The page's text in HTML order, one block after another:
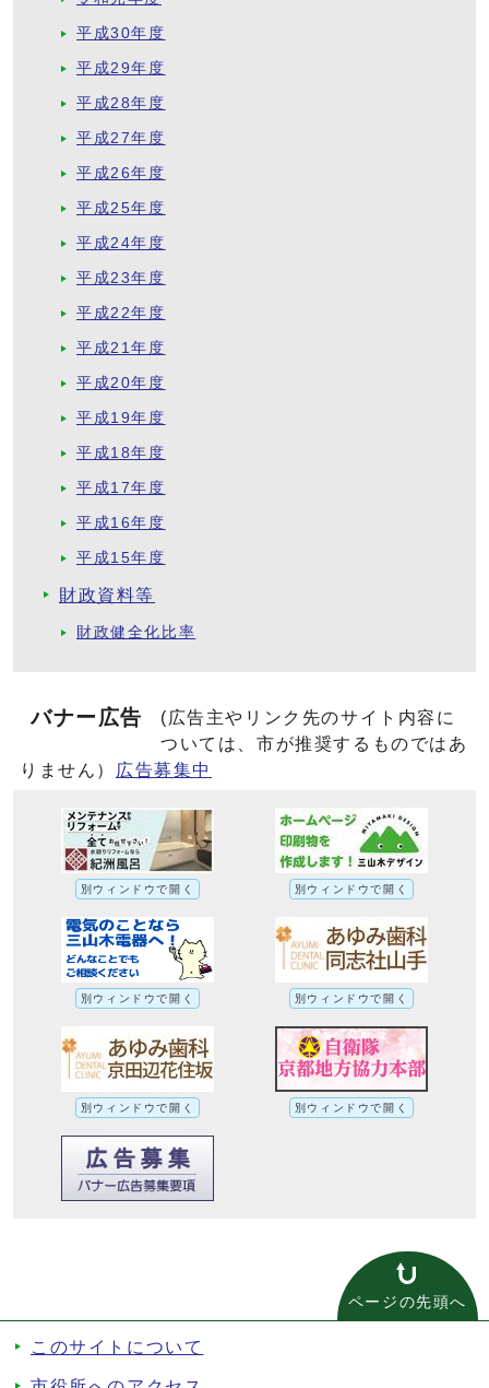
平成30年度
平成29年度
平成28年度
平成27年度
平成26年度
平成25年度
平成24年度
平成23年度
平成22年度
平成21年度
平成20年度
平成19年度
平成18年度
平成17年度
平成16年度
平成15年度
財政資料等
財政健全化比率
バナー広告
(広告主やリンク先のサイト内容に
ついては、市が推奨するものではあ
りません）
広告募集中
別ウィンドウで開く 別ウィンドウで開く
別ウィンドウで開く 別ウィンドウで開く
別ウィンドウで開く 別ウィンドウで開く
ページの先頭へ
このサイトについて